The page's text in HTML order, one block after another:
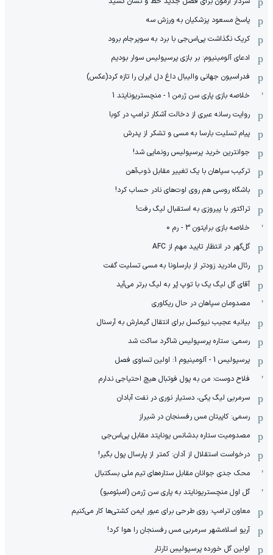
پاسخ مسعود پزشکیان به ورزش سه
کریک نگذاشت پی‌اس‌جی با برد به سوپرجام برود
ادعای آلومینیوم: بر بازی پرسپولیس سوار بودیم
فدراسیون جهانی والیبال داغ دل ایران را تازه کرد(عکس)
خلاصه بازی پاری سن ژرمن 1 - منچستریونایتد 1
روایت رسانه عبری از دخالت آشکار ترامپ در کوبا
پیام تسلیت بارسا به مسی و تشکر از پدرش
جوانترین خرید پرسپولیس رونمایی شد!
ترکیب سپاهان با یک تغییر مقابل ذوب‌آهن
باشگاه روسی هم روی اوت‌های نادر حساب کرد!
تراکتور با پیروزی به استقبال لیگ رفت!
خلاصه بازی برایتون 3 - رم 0
گل‌گهر در انتظار تایید مهم از ‌AFC
رئال مادرید زودتر از بارسلونا به مسی تسلیت گفت
آقای گل لیگ یک با توپ پُر به لیگ برتر می‌آید
مصدومان سپاهان در حال ریکاوری
بیانیه عجیب نیوکسل برای انتقال گیمارش به آرسنال
رسمی: ستاره پرسپولیس شاگرد ساکت شد
پرسپولیس 1 - آلومینیوم 1: اولین تساوی فصل
فلاح دوست: من به پول فوتبال هیچ احتیاجی ندارم
سرمربی لیگ یکی، دستیار نوری در نفت آبادان
رسمی: کاپیتان مس رفسنجان در شیراز
مصدومیت ستاره بدشانس یونایتد مقابل پی‌اس‌جی
درخواست استقلال از آدان: کمتر از پارسال پول بگیر!
محک جدی ‌جوانان مقابل ستاره‌های تیم ملی بسکتبال
گل اول منچستریونایتد به پاری سن ژرمن (امبئومبو)
معاون ترامپ: روی طرحی برای عبور ایمن کشتی‌ها کار می‌کنیم
آریو اسلامشهر سرمربی مس رفسنجان را هوا کرد!
اولین گل خورده پرسپولیسِ تارتار